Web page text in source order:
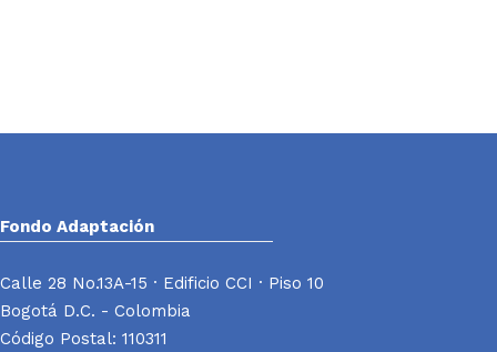
Fondo Adaptación
Calle 28 No.13A-15 · Edificio CCI · Piso 10
Bogotá D.C. - Colombia
Código Postal: 110311